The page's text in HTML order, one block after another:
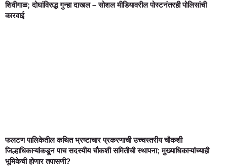
शिवीगाळ; दोघांविरुद्ध गुन्हा दाखल – सोशल मीडियावरील पोस्टनंतरही पोलिसांची
कारवाई
फलटण पालिकेतील कथित भ्रष्टाचार प्रकरणाची उच्चस्तरीय चौकशी
जिल्हाधिकाऱ्यांकडून पाच सदस्यीय चौकशी समितीची स्थापना; मुख्याधिकाऱ्यांच्याही
भूमिकेची होणार तपासणी?